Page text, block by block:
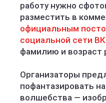
работу нужно
разместить в
официальным
социальной сети
фамилию и возраст
Организаторы
пофантазировать
волшебства —